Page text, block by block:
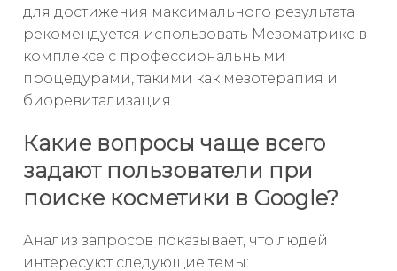
для достижения максимального результата
рекомендуется использовать Мезоматрикс в
комплексе с профессиональными
процедурами, такими как мезотерапия и
биоревитализация.
Какие вопросы чаще всего
задают пользователи при
поиске косметики в Google?
Анализ запросов показывает, что людей
интересуют следующие темы: